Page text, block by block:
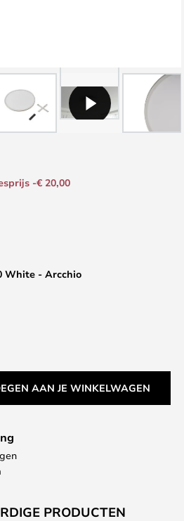
White - Arcchio
-€ 20,00
AAN JE WINKELWAGEN
PRODUCTEN